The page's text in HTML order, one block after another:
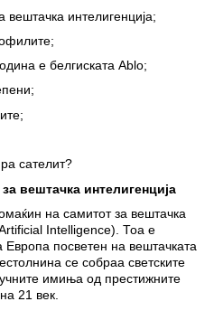
вештачка интелигенција;
е белгиската Ablo;
сателит?
вештачка интелигенција
на самитот за вештачка
Intelligence). Тоа е
Европа посветен на вештачката
се собраа светските
имиња од престижните
21 век.